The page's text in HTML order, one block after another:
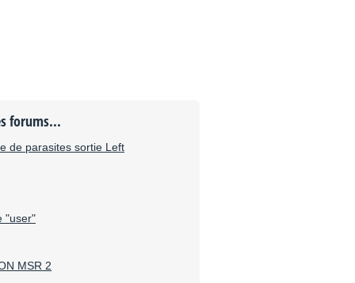
forums...
de parasites sortie Left
"user"
MSR 2